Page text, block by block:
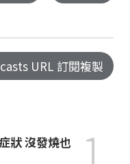
URL 訂閱複製
1